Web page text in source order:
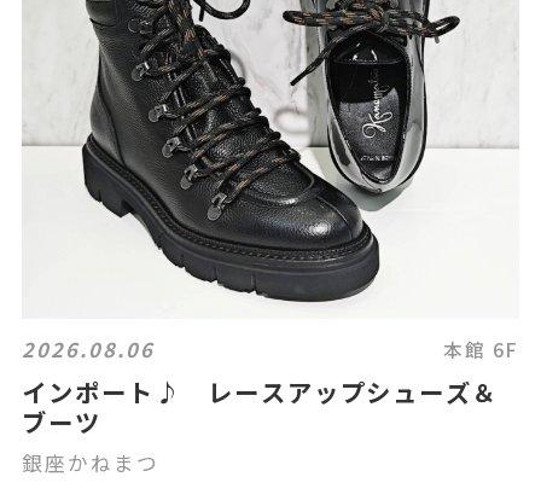
2026.08.06 本館 6F
インポート♪ レースアップシューズ＆
ブーツ
銀座かねまつ